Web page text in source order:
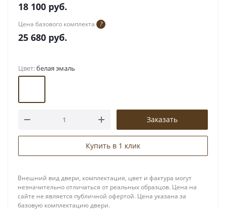
18 100 руб.
Цена базового комплекта ?
25 680 руб.
Цвет:белая эмаль
Заказать
Купить в 1 клик
Внешний вид двери, комплектация, цвет и фактура могут
незначительно отличаться от реальных образцов. Цена на
сайте не является публичной офертой. Цена указана за
базовую комплектацию двери.